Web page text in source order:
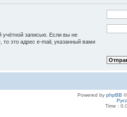
учётной записью. Если вы не
то это адрес e-mail, указанный вами
Powered by phpBB
Time :